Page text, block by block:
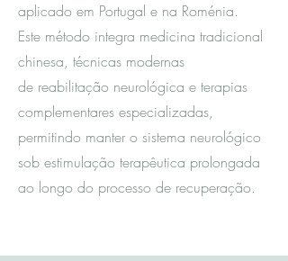
aplicado em Portugal e na Roménia.
Este método integra medicina tradicional
chinesa, técnicas modernas
de reabilitação neurológica e terapias
complementares especializadas,
permitindo manter o sistema neurológico
sob estimulação terapêutica prolongada
ao longo do processo de recuperação.